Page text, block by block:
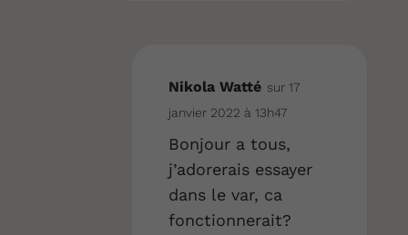
Nikola Watté sur 17
janvier 2022 à 13h47
Bonjour a tous,
j’adorerais essayer
dans le var, ca
fonctionnerait?